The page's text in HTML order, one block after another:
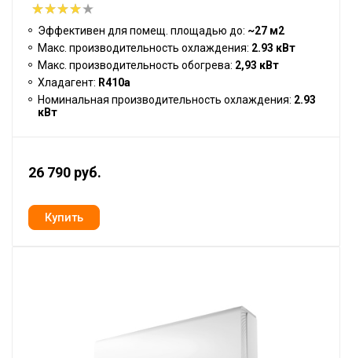
Эффективен для помещ. площадью до: ~27 м2
Макс. производительность охлаждения: 2.93 кВт
Макс. производительность обогрева: 2,93 кВт
Хладагент: R410a
Номинальная производительность охлаждения: 2.93
кВт
26 790 руб.